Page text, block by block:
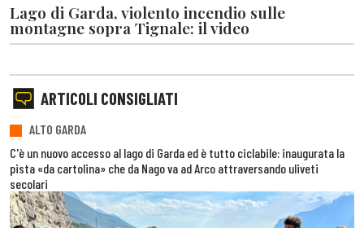
Lago di Garda, violento incendio sulle
montagne sopra Tignale: il video
ARTICOLI CONSIGLIATI
ALTO GARDA
C'è un nuovo accesso al lago di Garda ed è tutto ciclabile: inaugurata la
pista «da cartolina» che da Nago va ad Arco attraversando uliveti
secolari